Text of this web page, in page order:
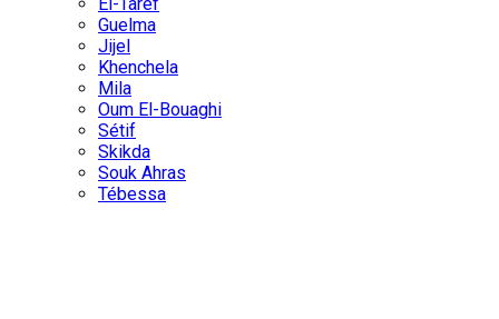
Guelma
Jijel
Khenchela
Mila
Oum El-Bouaghi
Sétif
Skikda
Souk Ahras
Tébessa